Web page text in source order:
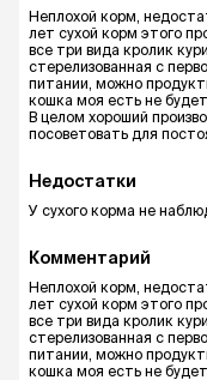
Неплохой корм,
лет сухой корм этого
все три вида кролик
стерелизованная с
питании, можно
кошка моя есть не
В целом хороший
посоветовать для
Недостатки
У сухого корма не
Комментарий
Неплохой корм,
лет сухой корм этого
все три вида кролик
стерелизованная с
питании, можно
кошка моя есть не